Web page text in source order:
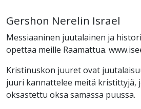
Gershon Nerelin Israel
Messiaaninen juutalainen ja
opettaa meille Raamattua.
Kristinuskon juuret ovat
juuri kannattelee meitä kristittyjä,
oksastettu oksa samassa puussa.